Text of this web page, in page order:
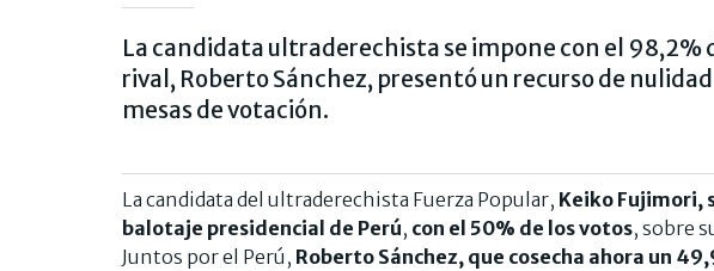
La candidata ultraderechista se impone con el 98,2%
rival, Roberto Sánchez, presentó un recurso de nulidad
mesas de votación.
La candidata del ultraderechista Fuerza Popular, Keiko Fujimori,
balotaje presidencial de Perú, con el 50% de los votos, sobre
Juntos por el Perú, Roberto Sánchez, que cosecha ahora un